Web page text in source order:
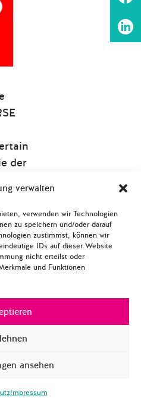
verwalten
verwenden wir Technologien
zu speichern und/oder darauf
zustimmst, können wir
IDs auf dieser Website
nicht erteilst oder
und Funktionen
ansehen
Impressum
der